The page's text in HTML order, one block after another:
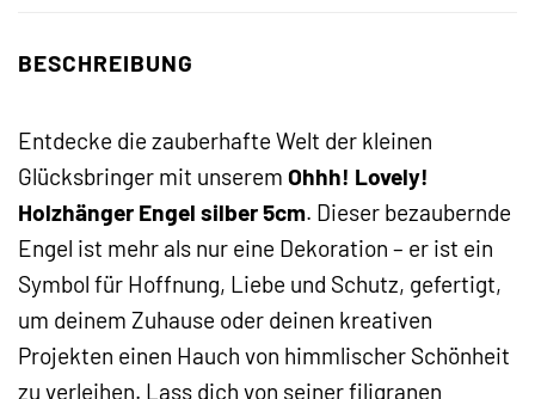
BESCHREIBUNG
Entdecke die zauberhafte Welt der kleinen
Glücksbringer mit unserem Ohhh! Lovely!
Holzhänger Engel silber 5cm. Dieser bezaubernde
Engel ist mehr als nur eine Dekoration – er ist ein
Symbol für Hoffnung, Liebe und Schutz, gefertigt,
um deinem Zuhause oder deinen kreativen
Projekten einen Hauch von himmlischer Schönheit
zu verleihen. Lass dich von seiner filigranen